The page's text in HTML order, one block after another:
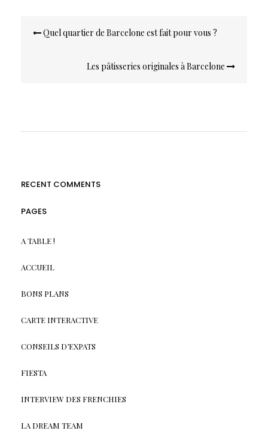
Navigation
de Quel quartier de Barcelone est fait pour vous ?
Les pâtisseries originales à Barcelone
RECENT COMMENTS
PAGES
A TABLE !
ACCUEIL
BONS PLANS
CARTE INTERACTIVE
CONSEILS D’EXPATS
FIESTA
INTERVIEW DES FRENCHIES
LA DREAM TEAM